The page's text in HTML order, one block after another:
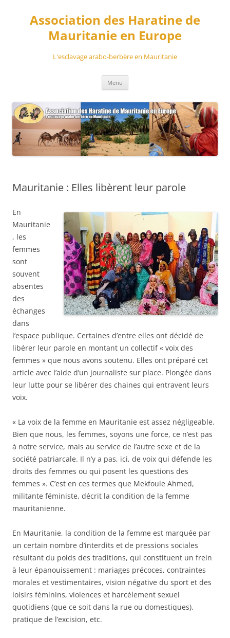
contenuAssociation des Haratine de
Mauritanie en Europe
L'esclavage arabo-berbère en Mauritanie
Menu
Mauritanie : Elles libèrent leur parole
En
Mauritanie
, les
femmes
sont
souvent
absentes
des
échanges
dans
l’espace publique. Certaines d’entre elles ont décidé de
libérer leur parole en montant un collectif « voix des
femmes » que nous avons soutenu. Elles ont préparé cet
article avec l’aide d’un journaliste sur place. Plongée dans
leur lutte pour se libérer des chaines qui entravent leurs
voix.
« La voix de la femme en Mauritanie est assez négligeable.
Bien que nous, les femmes, soyons une force, ce n’est pas
à notre service, mais au service de l’autre sexe et de la
société patriarcale. Il n’y a pas, ici, de voix qui défende les
droits des femmes ou qui posent les questions des
femmes ». C’est en ces termes que Mekfoule Ahmed,
militante féministe, décrit la condition de la femme
mauritanienne.
En Mauritanie, la condition de la femme est marquée par
un certain nombre d’interdits et de pressions sociales
résultant du poids des traditions, qui constituent un frein
à leur épanouissement : mariages précoces, contraintes
morales et vestimentaires, vision négative du sport et des
loisirs féminins, violences et harcèlement sexuel
quotidiens (que ce soit dans la rue ou domestiques),
pratique de l’excision, etc.